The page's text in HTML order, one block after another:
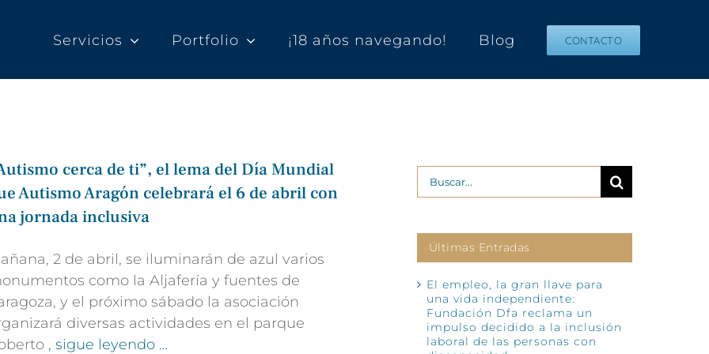
Servicios Portfolio ¡18 años navegando! Blog CONTACTO
cerca de ti”, el lema del Día Mundial
Autismo Aragón celebrará el 6 de abril con
jornada inclusiva
2 de abril, se iluminarán de azul varios
como la Aljafería y fuentes de
y el próximo sábado la asociación
diversas actividades en el parque
, sigue leyendo …
Buscar:
Últimas Entradas
El empleo, la gran llave para
una vida independiente:
Fundación Dfa reclama un
impulso decidido a la inclusión
laboral de las personas con